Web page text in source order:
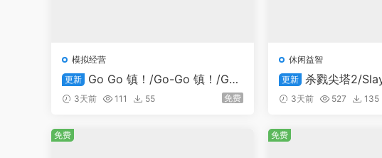
模拟经营
更新
Go Go 镇！/Go-Go 镇！/Go-
Go Town!
3天前 111 55 免费
休闲益智
更新
杀戮尖塔2/
3天前 527 135
免费 免费